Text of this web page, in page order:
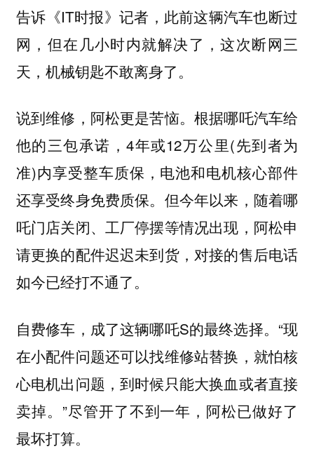
告诉《IT时报》记者，此前这辆汽车也断过
网，但在几小时内就解决了，这次断网三
天，机械钥匙不敢离身了。
说到维修，阿松更是苦恼。根据哪吒汽车给
他的三包承诺，4年或12万公里(先到者为
准)内享受整车质保，电池和电机核心部件
还享受终身免费质保。 但今年以来，随着哪
吒门店关闭、工厂停摆等情况出现，阿松申
请更换的配件迟迟未到货，对接的售后电话
如今已经打不通了。
自费修车，成了这辆哪吒S的最终选择。“现
在小配件问题还可以找维修站替换，就怕核
心电机出问题，到时候只能大换血或者直接
卖掉。”尽管开了不到一年，阿松已做好了
最坏打算。